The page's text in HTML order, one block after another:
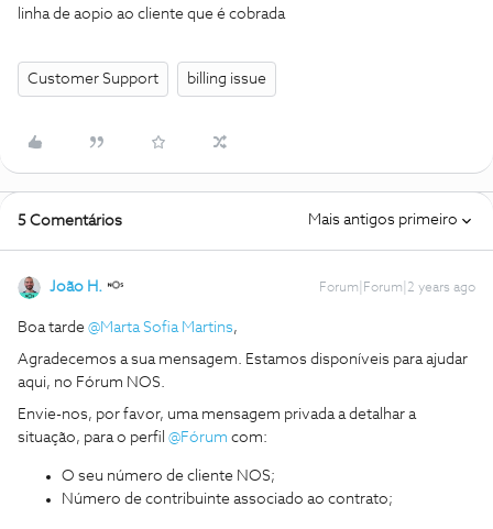
linha de aopio ao cliente que é cobrada
Customer Support billing issue
5 Comentários Mais antigos primeiro
João H. Forum|Forum|2 years ago
Boa tarde @Marta Sofia Martins,
Agradecemos a sua mensagem. Estamos disponíveis para ajudar
aqui, no Fórum NOS.
Envie-nos, por favor, uma mensagem privada a detalhar a
situação, para o perfil @Fórum com:
O seu número de cliente NOS;
Número de contribuinte associado ao contrato;